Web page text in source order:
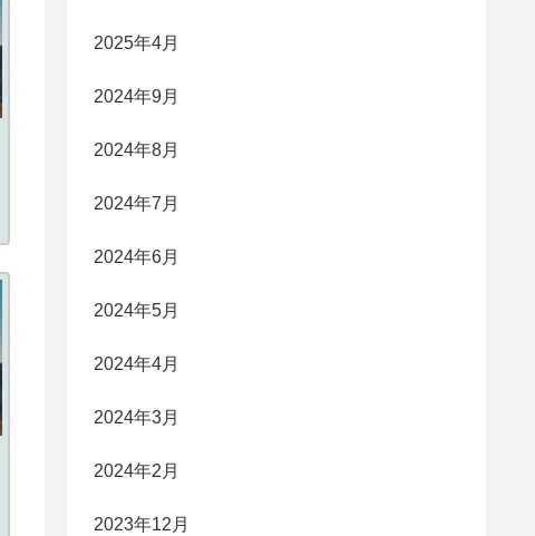
2025年4月
2024年9月
2024年8月
2024年7月
2024年6月
2024年5月
2024年4月
2024年3月
2024年2月
2023年12月